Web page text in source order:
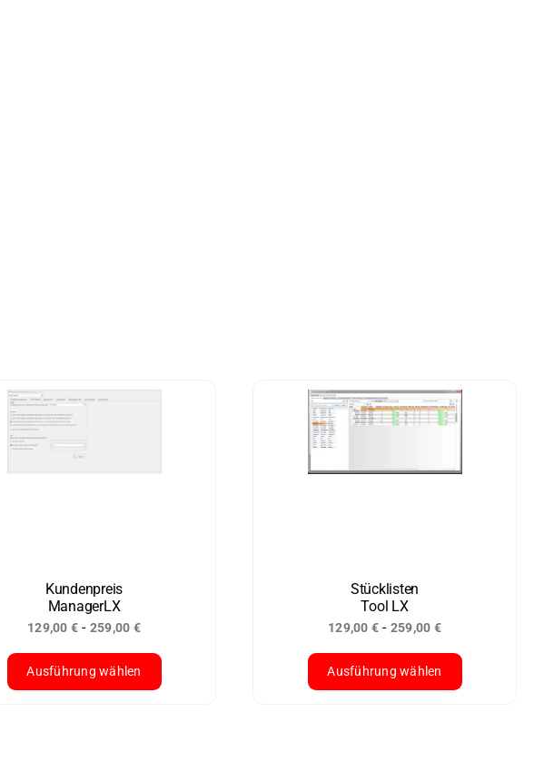
Kundenpreis
ManagerLX
129,00 € - 259,00 €
Ausführung wählen
Stücklisten
Tool LX
129,00 € - 259,00 €
Ausführung wählen